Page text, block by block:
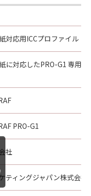
対応用ICCプロファイル
に対応したPRO-G1 専用
PRO-G1
社
ティングジャパン株式会社